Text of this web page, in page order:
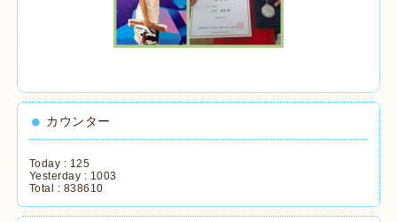
カウンター
Today : 125
Yesterday : 1003
Total : 838610